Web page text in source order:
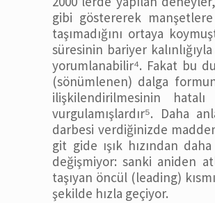
gibi göstererek
taşımadığını ortaya
süresinin bariyer
yorumlanabilir⁴. Fakat bu
(sönümlenen) dalga
ilişkilendirilmesinin
vurgulamışlardır⁵. Daha
darbesi verdiğinizde
git gide ışık hızından
değişmiyor: sanki aniden
taşıyan öncül (leading)
şekilde hızla geçiyor.